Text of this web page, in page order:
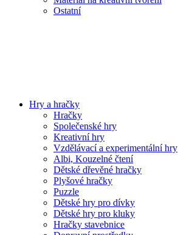
Ostatní
Hry a hračky
Hračky
Společenské hry
Kreativní hry
Vzdělávací a experimentální hry
Albi, Kouzelné čtení
Dětské dřevěné hračky
Plyšové hračky
Puzzle
Dětské hry pro dívky
Dětské hry pro kluky
Hračky stavebnice